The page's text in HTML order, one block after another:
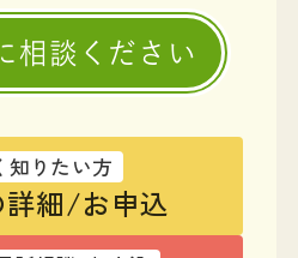
相談ください
知りたい方
細/お申込